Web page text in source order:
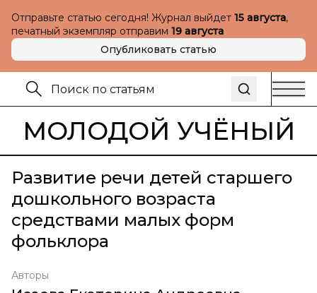
Отправьте статью сегодня! Журнал выйдет 15 августа,
печатный экземпляр отправим 19 августа
Опубликовать статью
МОЛОДОЙ УЧЁНЫЙ
Развитие речи детей старшего
дошкольного возраста
средствами малых форм
фольклора
Авторы